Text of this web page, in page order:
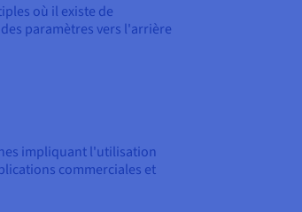
où il existe de
paramètres vers l'arrière
impliquant l'utilisation
commerciales et